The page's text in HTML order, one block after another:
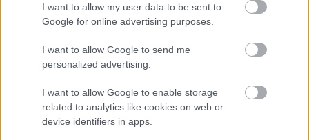
I want to allow my user data to be sent to
Google for online advertising purposes.
I want to allow Google to send me
personalized advertising.
I want to allow Google to enable storage
related to analytics like cookies on web or
device identifiers in apps.
legelőször Budapest-Keleti pályaudvar–Wien
Westbahnhof–München Hauptbahnhof között
kiszolgáló nagysebességű ingavonatoknak a
hivatalos neve Siemens…